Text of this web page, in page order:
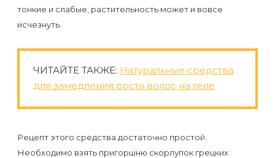
Партнерство
Администраторы
Форум
Карта
сайта
в
Сфинксе
Формула-1
Эпиляция
тонкие и слабые, растительность может и вовсе
исчезнуть.
ЧИТАЙТЕ ТАКЖЕ: Натуральные средства
для замедления роста волос на теле
Рецепт этого средства достаточно простой.
Необходимо взять пригоршню скорлупок грецких